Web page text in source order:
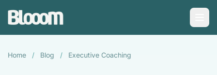
Home / Blog / Executive Coaching